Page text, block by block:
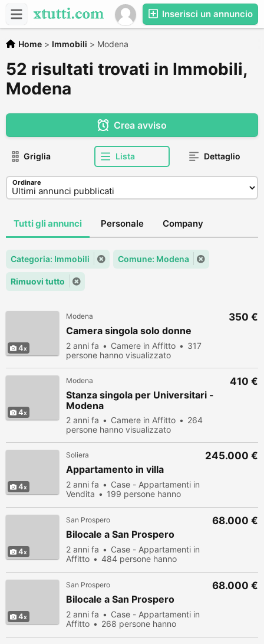
Inserisci un annuncio
Home > Immobili > Modena
52 risultati trovati in Immobili,
Modena
Crea avviso
Griglia Lista Dettaglio
Ordinare
Tutti gli annunci Personale Company
Categoria: Immobili Comune: Modena
Rimuovi tutto
4
Modena
Camera singola solo donne
2 anni fa Camere in Affitto
317
persone hanno visualizzato
350 €
4
Modena
Stanza singola per Universitari -
Modena
2 anni fa Camere in Affitto
264
persone hanno visualizzato
410 €
4
Soliera
Appartamento in villa
2 anni fa
Case - Appartamenti in
Vendita
199 persone hanno
245.000 €
4
San Prospero
Bilocale a San Prospero
2 anni fa
Case - Appartamenti in
Affitto
484 persone hanno
68.000 €
4
San Prospero
Bilocale a San Prospero
2 anni fa
Case - Appartamenti in
Affitto
268 persone hanno
68.000 €